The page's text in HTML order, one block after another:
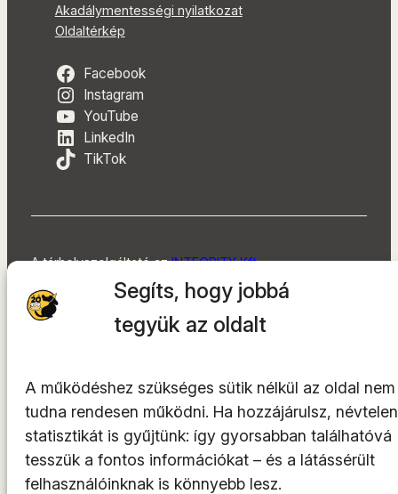
Segíts, hogy jobbá
tegyük az oldalt
A működéshez szükséges sütik nélkül az oldal nem
tudna rendesen működni. Ha hozzájárulsz, névtelen
statisztikát is gyűjtünk: így gyorsabban találhatóvá
tesszük a fontos információkat – és a látássérült
felhasználóinknak is könnyebb lesz.
Akadálymentességi nyilatkozat
Oldaltérkép
Facebook
Instagram
YouTube
LinkedIn
TikTok
A tárhelyszolgáltató azINTEGRITY Kft.